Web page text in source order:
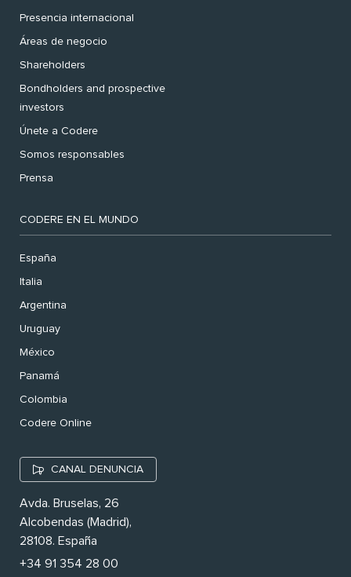
Presencia internacional
Áreas de negocio
Shareholders
Bondholders and prospective
investors
Únete a Codere
Somos responsables
Prensa
CODERE EN EL MUNDO
España
Italia
Argentina
Uruguay
México
Panamá
Colombia
Codere Online
CANAL DENUNCIA
Avda. Bruselas, 26
Alcobendas (Madrid),
28108. España
+34 91 354 28 00